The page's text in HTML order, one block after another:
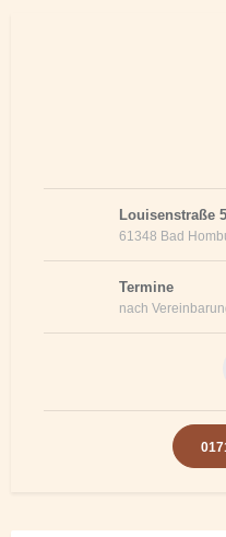
Louisenstraße
61348 Bad
Termine
nach